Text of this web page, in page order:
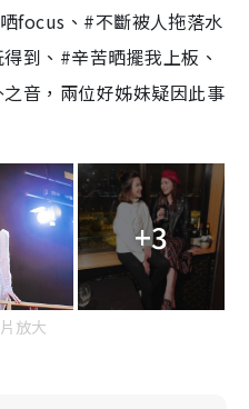
focus、#不斷被人拖落水
到、#辛苦晒擺我上板、
音，兩位好姊妹疑因此事
+3
放大